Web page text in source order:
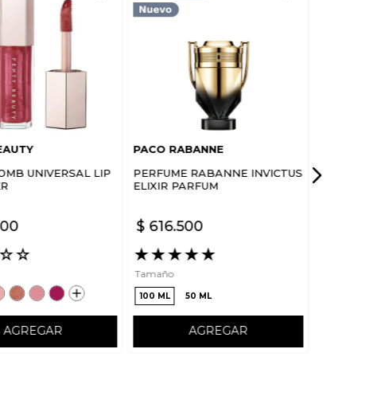
UNIVERSAL LIP
☆☆
AGREGAR
PACO RABANNE
PERFUME RABANNE INVICTUS
ELIXIR PARFUM
$ 616.500
★★★★★
Tamaño
100 ML 50 ML
AGREGAR